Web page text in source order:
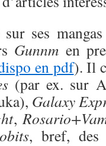
ses
Gunnm en
en pdf). Il
(par ex. sur
Galaxy
,
, bref, des